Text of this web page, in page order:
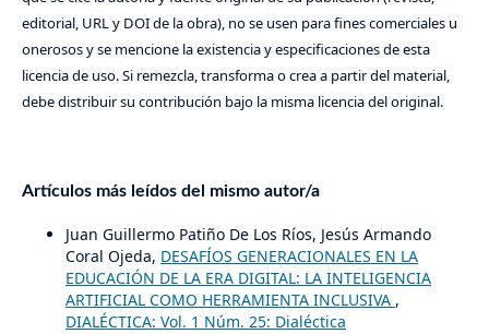
editorial, URL y DOI de la obra), no se usen para fines comerciales u
onerosos y se mencione la existencia y especificaciones de esta
licencia de uso. Si remezcla, transforma o crea a partir del material,
debe distribuir su contribución bajo la misma licencia del original.
Artículos más leídos del mismo autor/a
Juan Guillermo Patiño De Los Ríos, Jesús Armando
Coral Ojeda, DESAFÍOS GENERACIONALES EN LA
EDUCACIÓN DE LA ERA DIGITAL: LA INTELIGENCIA
ARTIFICIAL COMO HERRAMIENTA INCLUSIVA ,
DIALÉCTICA: Vol. 1 Núm. 25: Dialéctica